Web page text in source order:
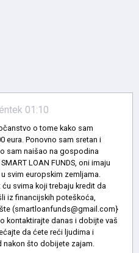
01:10
o tome kako sam
eura. Ponovno sam sretan i
sam naišao na gospodina
LOAN FUNDS, oni imaju
svim europskim zemljama.
svima koji trebaju kredit da
iz financijskih poteškoća,
(smartloanfunds@gmail.com}
kontaktirajte danas i dobijte vaš
da ćete reći ljudima i
nakon što dobijete zajam.